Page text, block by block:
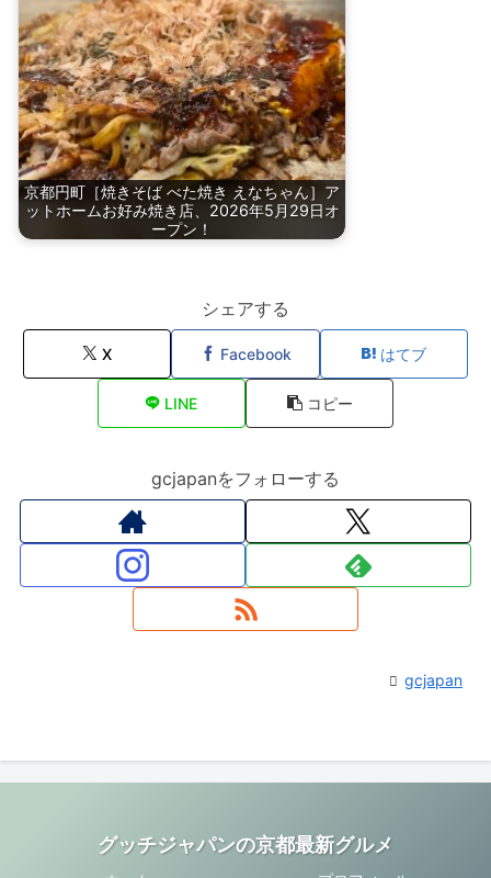
京都円町［焼きそば べた焼き えなちゃん］ア
ットホームお好み焼き店、2026年5月29日オ
ープン！
シェアする
X Facebook はてブ
LINE コピー
gcjapanをフォローする
gcjapan
グッチジャパンの京都最新グルメ